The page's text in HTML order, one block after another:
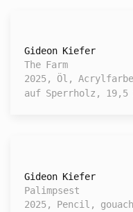
Gideon Kiefer
The Farm
2025, Öl,
auf Sperrholz, 19,5
Gideon Kiefer
Palimpsest
2025, Pencil,